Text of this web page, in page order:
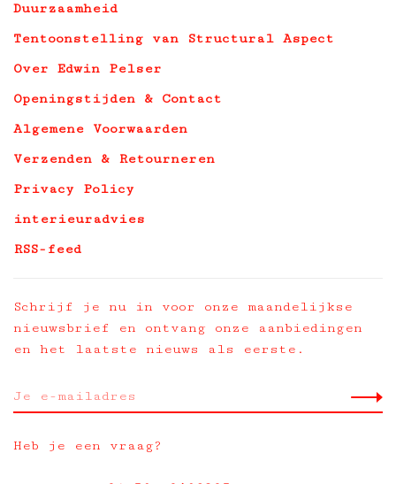
Duurzaamheid
Tentoonstelling van Structural Aspect
Over Edwin Pelser
Openingstijden & Contact
Algemene Voorwaarden
Verzenden & Retourneren
Privacy Policy
interieuradvies
RSS-feed
Schrijf je nu in voor onze maandelijkse
nieuwsbrief en ontvang onze aanbiedingen
en het laatste nieuws als eerste.
Heb je een vraag?